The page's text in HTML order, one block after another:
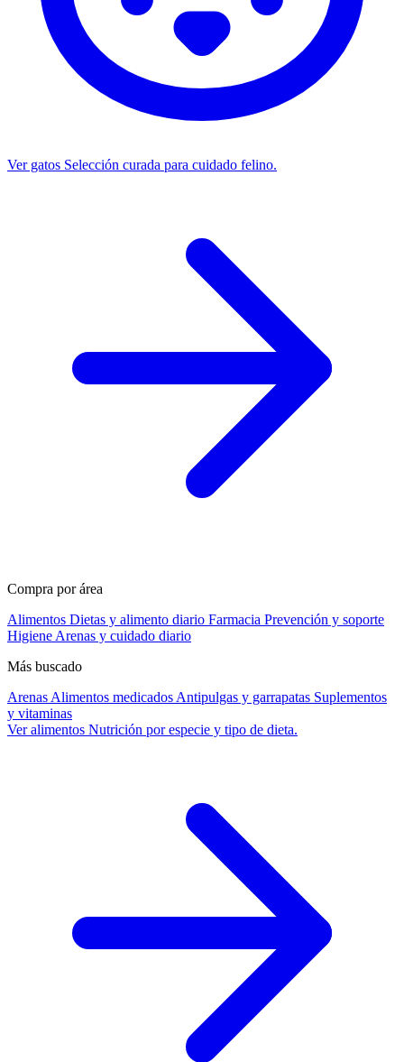
Ver gatos Selección curada para cuidado felino.
Compra por área
Alimentos Dietas y alimento diario Farmacia Prevención y soporte
Higiene Arenas y cuidado diario
Más buscado
Arenas Alimentos medicados Antipulgas y garrapatas Suplementos
y vitaminas
Ver alimentos Nutrición por especie y tipo de dieta.